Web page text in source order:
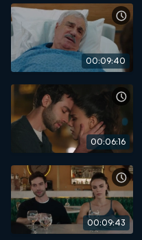
00:09:40
00:06:16
00:09:43